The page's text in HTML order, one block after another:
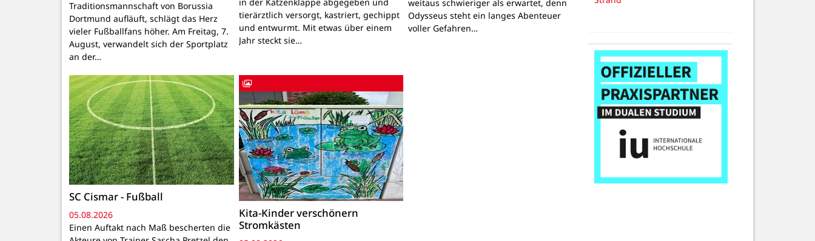
Traditionsmannschaft von Borussia
Dortmund aufläuft, schlägt das Herz
vieler Fußballfans höher. Am Freitag, 7.
August, verwandelt sich der Sportplatz
an der…
in der Katzenklappe abgegeben und
tierärztlich versorgt, kastriert, gechippt
und entwurmt. Mit etwas über einem
Jahr steckt sie…
weitaus schwieriger als erwartet, denn
Odysseus steht ein langes Abenteuer
voller Gefahren…
SC Cismar - Fußball
05.08.2026
Einen Auftakt nach Maß bescherten die
Kita-Kinder verschönern
Stromkästen